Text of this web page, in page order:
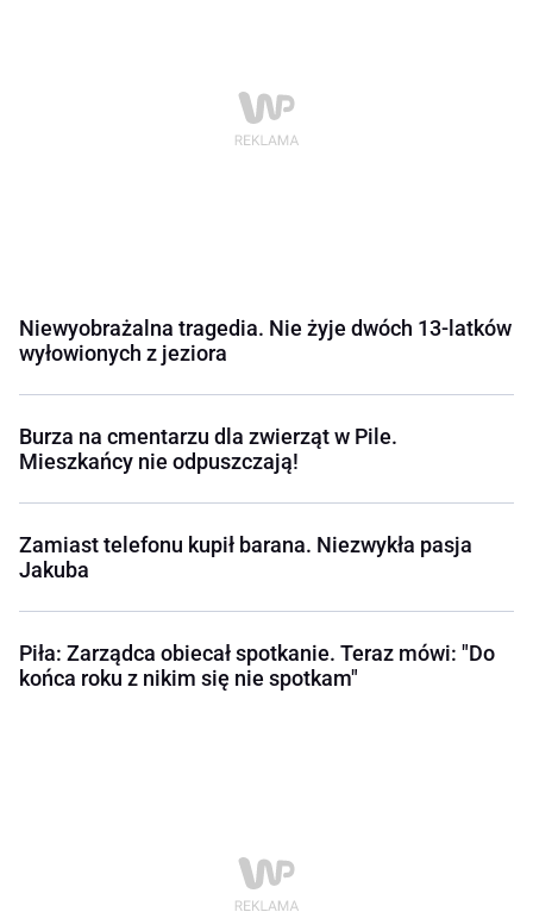
Niewyobrażalna tragedia. Nie żyje dwóch 13-latków
wyłowionych z jeziora
Burza na cmentarzu dla zwierząt w Pile.
Mieszkańcy nie odpuszczają!
Zamiast telefonu kupił barana. Niezwykła pasja
Jakuba
Piła: Zarządca obiecał spotkanie. Teraz mówi: "Do
końca roku z nikim się nie spotkam"